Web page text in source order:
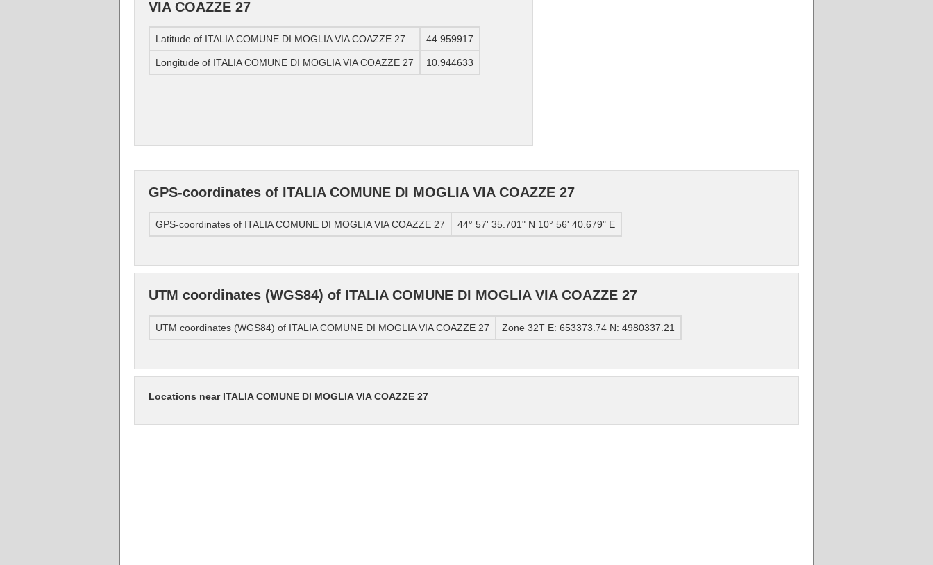
VIA COAZZE 27
Latitude of ITALIA COMUNE DI MOGLIA VIA COAZZE 27 44.959917
Longitude of ITALIA COMUNE DI MOGLIA VIA COAZZE 27 10.944633
GPS-coordinates of ITALIA COMUNE DI MOGLIA VIA COAZZE 27
GPS-coordinates of ITALIA COMUNE DI MOGLIA VIA COAZZE 27 44° 57' 35.701" N 10° 56' 40.679" E
UTM coordinates (WGS84) of ITALIA COMUNE DI MOGLIA VIA COAZZE 27
UTM coordinates (WGS84) of ITALIA COMUNE DI MOGLIA VIA COAZZE 27 Zone 32T E: 653373.74 N: 4980337.21
Locations near ITALIA COMUNE DI MOGLIA VIA COAZZE 27